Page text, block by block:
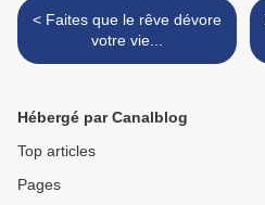
< Faites que le rêve dévore
votre vie...
Hébergé par Canalblog
Top articles
Pages